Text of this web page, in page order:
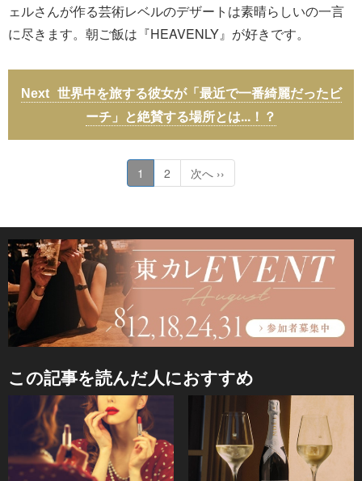
ェルさんが作る芸術レベルのデザートは素晴らしいの一言
に尽きます。朝ご飯は『HEAVENLY』が好きです。
世界中を旅する彼女が「最近で一番綺麗だったビ
ーチ」と絶賛する場所とは...！？
1 2 次へ ››
この記事を読んだ人におすすめ